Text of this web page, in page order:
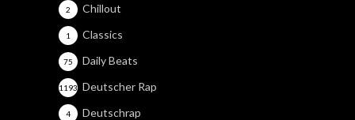
Chillout
2
Classics
1
Daily Beats
75
Deutscher Rap
1193
Deutschrap
4